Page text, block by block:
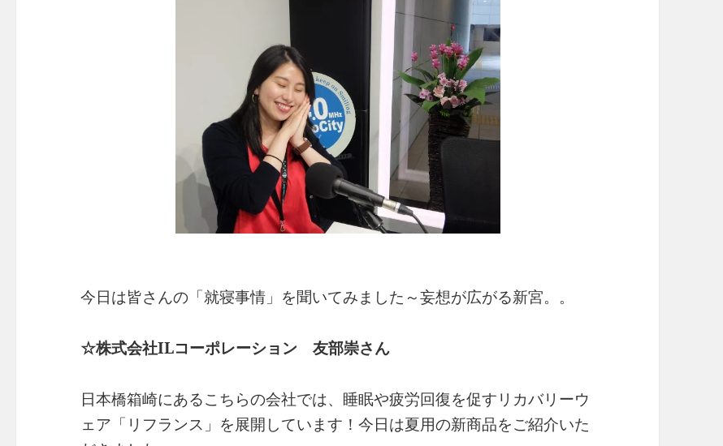
n
k
今日は皆さんの「就寝事情」を聞いてみました～妄想が広がる新宮。。
☆株式会社ILコーポレーション 友部崇さん
日本橋箱崎にあるこちらの会社では、睡眠や疲労回復を促すリカバリーウ
ェア「リフランス」を展開しています！今日は夏用の新商品をご紹介いた